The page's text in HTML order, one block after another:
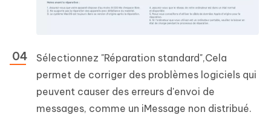
Sélectionnez "Réparation standard",Cela
permet de corriger des problèmes logiciels qui
peuvent causer des erreurs d'envoi de
messages, comme un iMessage non distribué.